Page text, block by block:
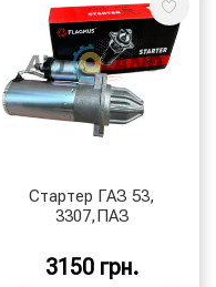
Стартер ГАЗ 53,
3307,ПАЗ
3150 грн.